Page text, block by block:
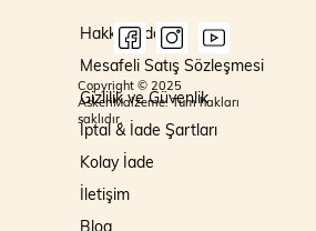
Hakkımızda
Mesafeli Satış Sözleşmesi
Gizlilik ve Güvenlik
İptal & İade Şartları
Kolay İade
İletişim
Blog
Copyright © 2025
AskeriMalzeme. Tüm hakları
saklıdır.